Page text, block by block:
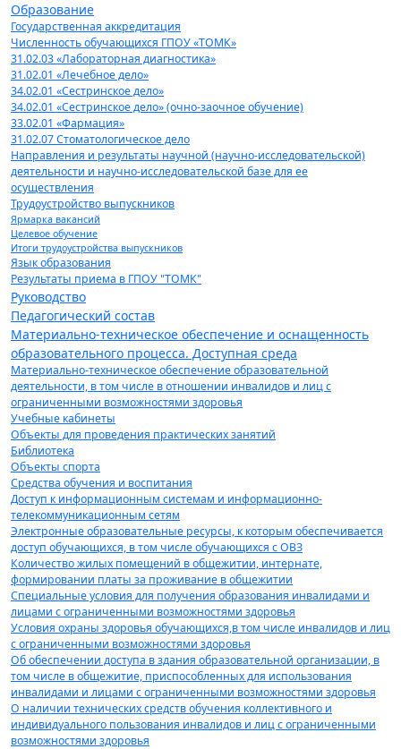
Образование
Государственная аккредитация
Численность обучающихся ГПОУ «ТОМК»
31.02.03 «Лабораторная диагностика»
31.02.01 «Лечебное дело»
34.02.01 «Сестринское дело»
34.02.01 «Сестринское дело» (очно-заочное обучение)
33.02.01 «Фармация»
31.02.07 Стоматологическое дело
Направления и результаты научной (научно-исследовательской)
деятельности и научно-исследовательской базе для ее
осуществления
Трудоустройство выпускников
Ярмарка вакансий
Целевое обучение
Итоги трудоустройства выпускников
Язык образования
Результаты приема в ГПОУ "ТОМК"
Руководство
Педагогический состав
Материально-техническое обеспечение и оснащенность
образовательного процесса. Доступная среда
Материально-техническое обеспечение образовательной
деятельности, в том числе в отношении инвалидов и лиц с
ограниченными возможностями здоровья
Учебные кабинеты
Объекты для проведения практических занятий
Библиотека
Объекты спорта
Средства обучения и воспитания
Доступ к информационным системам и информационно-
телекоммуникационным сетям
Электронные образовательные ресурсы, к которым обеспечивается
доступ обучающихся, в том числе обучающихся с ОВЗ
Количество жилых помещений в общежитии, интернате,
формировании платы за проживание в общежитии
Специальные условия для получения образования инвалидами и
лицами с ограниченными возможностями здоровья
Условия охраны здоровья обучающихся,в том числе инвалидов и лиц
с ограниченными возможностями здоровья
Об обеспечении доступа в здания образовательной организации, в
том числе в общежитие, приспособленных для использования
инвалидами и лицами с ограниченными возможностями здоровья
О наличии технических средств обучения коллективного и
индивидуального пользования инвалидов и лиц с ограниченными
возможностями здоровья